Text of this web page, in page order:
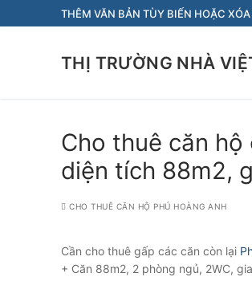
đến
THÊM VĂN BẢN TÙY BIẾN HOẶC
THỊ TRƯỜNG NHÀ
Cho thuê căn hộ
diện tích 88m2,
CHO THUÊ CĂN HỘ PHÚ HOÀNG ANH
Cần cho thuê gấp các căn còn lại
+ Căn 88m2, 2 phòng ngủ, 2WC,